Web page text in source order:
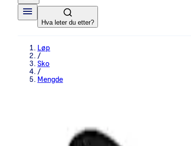
Hva leter du etter?
Løp
/
Sko
/
Mengde